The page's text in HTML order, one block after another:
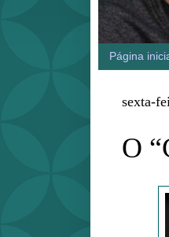
Página
sexta-
O